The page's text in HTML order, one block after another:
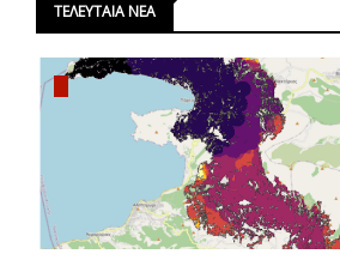
ΤΕΛΕΥΤΑΙΑ ΝΕΑ